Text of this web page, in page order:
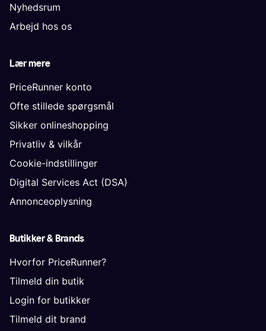
Nyhedsrum
Arbejd hos os
Lær mere
PriceRunner konto
Ofte stillede spørgsmål
Sikker onlineshopping
Privatliv & vilkår
Cookie-indstillinger
Digital Services Act (DSA)
Annonceoplysning
Butikker & Brands
Hvorfor PriceRunner?
Tilmeld din butik
Login for butikker
Tilmeld dit brand